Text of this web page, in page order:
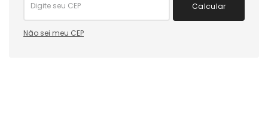
Calcular
Não sei meu CEP